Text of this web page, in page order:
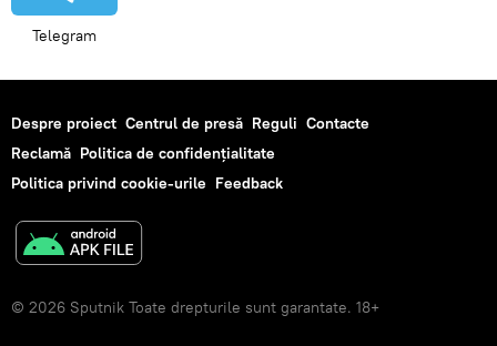
Telegram
Despre proiect Centrul de presă Reguli Contacte
Reclamă Politica de confidențialitate
Politica privind cookie-urile Feedback
© 2026 Sputnik Toate drepturile sunt garantate. 18+